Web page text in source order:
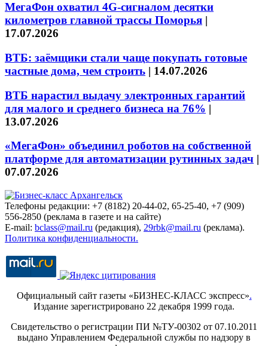
МегаФон охватил 4G-сигналом десятки
километров главной трассы Поморья |
17.07.2026
ВТБ: заёмщики стали чаще покупать готовые
частные дома, чем строить | 14.07.2026
ВТБ нарастил выдачу электронных гарантий
для малого и среднего бизнеса на 76% |
13.07.2026
«МегаФон» объединил роботов на собственной
платформе для автоматизации рутинных задач |
07.07.2026
Телефоны редакции: +7 (8182) 20-44-02, 65-25-40, +7 (909)
556-2850 (реклама в газете и на сайте)
E-mail: bclass@mail.ru (редакция), 29rbk@mail.ru (реклама).
Политика конфиденциальности.
Официальный сайт газеты «БИЗНЕС-КЛАСС экспресс».
Издание зарегистрировано 22 декабря 1999 года.
Свидетельство о регистрации ПИ №ТУ-00302 от 07.10.2011
выдано Управлением Федеральной службы по надзору в